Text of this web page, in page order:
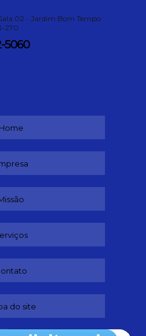
02 - Jardim Bom Tempo
270
5060
Home
do site